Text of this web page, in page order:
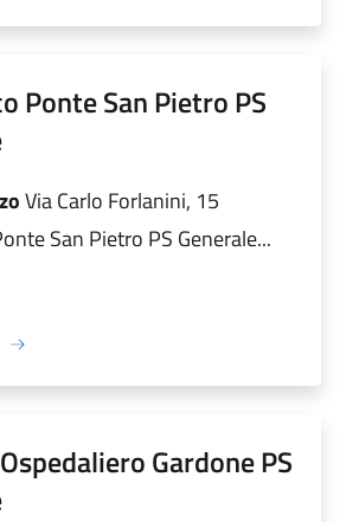
Ponte San Pietro PS
Via Carlo Forlanini, 15
San Pietro PS Generale...
Gardone PS